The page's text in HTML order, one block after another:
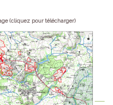
(cliquez pour télécharger)